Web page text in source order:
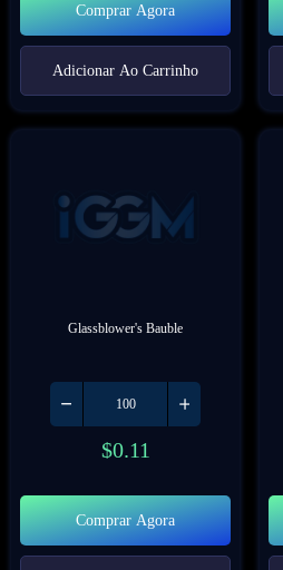
Comprar Agora
Adicionar Ao Carrinho
Glassblower's Bauble
$0.11
Comprar Agora